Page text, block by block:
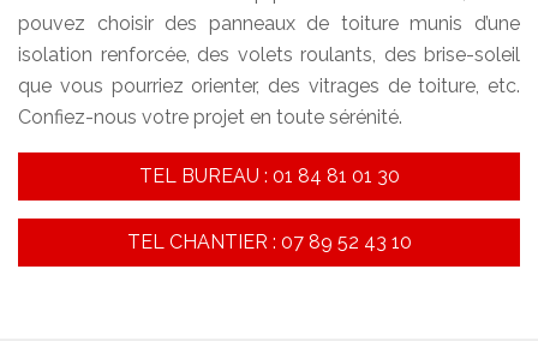
pouvez choisir des panneaux de toiture munis d’une
isolation renforcée, des volets roulants, des brise-soleil
que vous pourriez orienter, des vitrages de toiture, etc.
Confiez-nous votre projet en toute sérénité.
TEL BUREAU : 01 84 81 01 30
TEL CHANTIER : 07 89 52 43 10